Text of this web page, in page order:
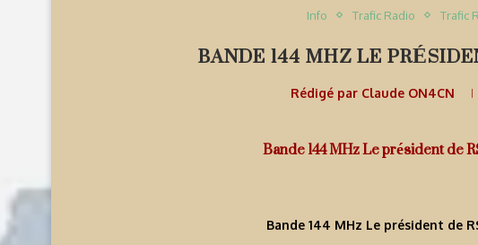
Info Trafic Radio Trafic
BANDE 144 MHZ LE
Rédigé par Claude ON4CN
Bande 144 MHz Le président de
Bande 144 MHz Le président de